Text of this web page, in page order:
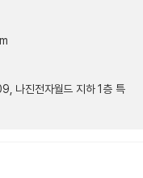
나진전자월드 지하 1층 특